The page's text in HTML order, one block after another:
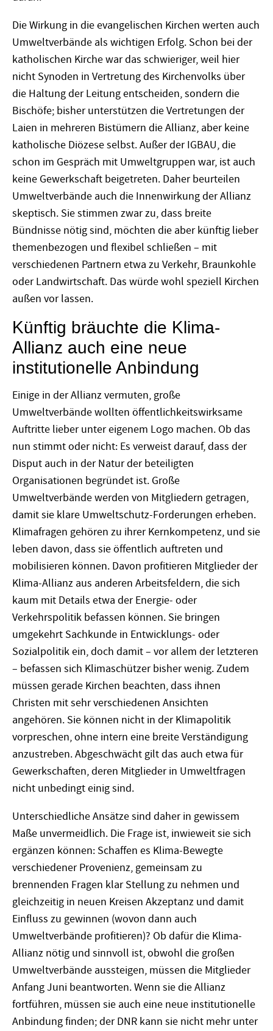
Die Wirkung in die evangelischen Kirchen werten auch
Umweltverbände als wichtigen Erfolg. Schon bei der
katholischen Kirche war das schwieriger, weil hier
nicht Synoden in Vertretung des Kirchenvolks über
die Haltung der Leitung entscheiden, sondern die
Bischöfe; bisher unterstützen die Vertretungen der
Laien in mehreren Bistümern die Allianz, aber keine
katholische Diözese selbst. Außer der IGBAU, die
schon im Gespräch mit Umweltgruppen war, ist auch
keine Gewerkschaft beigetreten. Daher beurteilen
Umweltverbände auch die Innenwirkung der Allianz
skeptisch. Sie stimmen zwar zu, dass breite
Bündnisse nötig sind, möchten die aber künftig lieber
themenbezogen und flexibel schließen – mit
verschiedenen Partnern etwa zu Verkehr, Braunkohle
oder Landwirtschaft. Das würde wohl speziell Kirchen
außen vor lassen.
Künftig bräuchte die Klima-
Allianz auch eine neue
institutionelle Anbindung
Einige in der Allianz vermuten, große
Umweltverbände wollten öffentlichkeitswirksame
Auftritte lieber unter eigenem Logo machen. Ob das
nun stimmt oder nicht: Es verweist darauf, dass der
Disput auch in der Natur der beteiligten
Organisationen begründet ist. Große
Umweltverbände werden von Mitgliedern getragen,
damit sie klare Umweltschutz-Forderungen erheben.
Klimafragen gehören zu ihrer Kernkompetenz, und sie
leben davon, dass sie öffentlich auftreten und
mobilisieren können. Davon profitieren Mitglieder der
Klima-Allianz aus anderen Arbeitsfeldern, die sich
kaum mit Details etwa der Energie- oder
Verkehrspolitik befassen können. Sie bringen
umgekehrt Sachkunde in Entwicklungs- oder
Sozialpolitik ein, doch damit – vor allem der letzteren
– befassen sich Klimaschützer bisher wenig. Zudem
müssen gerade Kirchen beachten, dass ihnen
Christen mit sehr verschiedenen Ansichten
angehören. Sie können nicht in der Klimapolitik
vorpreschen, ohne intern eine breite Verständigung
anzustreben. Abgeschwächt gilt das auch etwa für
Gewerkschaften, deren Mitglieder in Umweltfragen
nicht unbedingt einig sind.
Unterschiedliche Ansätze sind daher in gewissem
Maße unvermeidlich. Die Frage ist, inwieweit sie sich
ergänzen können: Schaffen es Klima-Bewegte
verschiedener Provenienz, gemeinsam zu
brennenden Fragen klar Stellung zu nehmen und
gleichzeitig in neuen Kreisen Akzeptanz und damit
Einfluss zu gewinnen (wovon dann auch
Umweltverbände profitieren)? Ob dafür die Klima-
Allianz nötig und sinnvoll ist, obwohl die großen
Umweltverbände aussteigen, müssen die Mitglieder
Anfang Juni beantworten. Wenn sie die Allianz
fortführen, müssen sie auch eine neue institutionelle
Anbindung finden; der DNR kann sie nicht mehr unter